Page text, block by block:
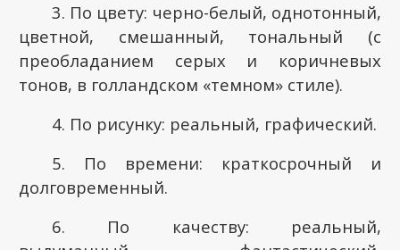
3. По цвету: черно-белый, однотонный,
цветной, смешанный, тональный (с
преобладанием серых и коричневых
тонов, в голландском «темном» стиле).
4. По рисунку: реальный, графический.
5. По времени: краткосрочный и
долговременный.
6. По качеству: реальный,